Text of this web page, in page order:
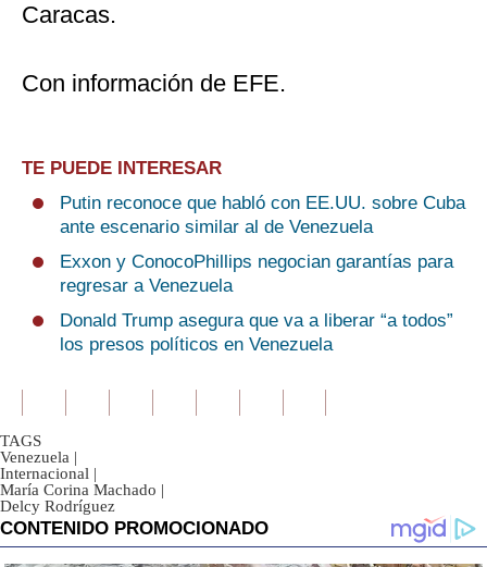
Caracas.
Con información de EFE.
TE PUEDE INTERESAR
Putin reconoce que habló con EE.UU. sobre Cuba
ante escenario similar al de Venezuela
Exxon y ConocoPhillips negocian garantías para
regresar a Venezuela
Donald Trump asegura que va a liberar “a todos”
los presos políticos en Venezuela
TAGS
Venezuela |
Internacional |
María Corina Machado |
Delcy Rodríguez